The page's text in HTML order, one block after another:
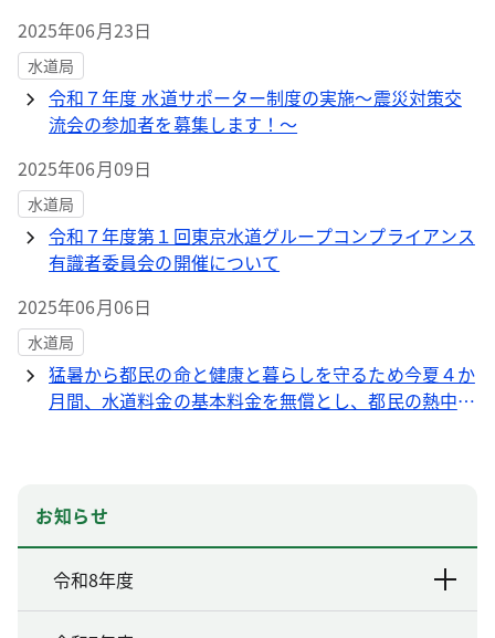
2025年06月23日
水道局
令和７年度 水道サポーター制度の実施～震災対策交
流会の参加者を募集します！～
2025年06月09日
水道局
令和７年度第１回東京水道グループコンプライアンス
有識者委員会の開催について
2025年06月06日
水道局
猛暑から都民の命と健康と暮らしを守るため今夏４か
月間、水道料金の基本料金を無償とし、都民の熱中症
お知らせ
令和8年度